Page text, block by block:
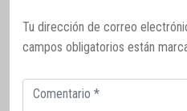
Tu dirección de correo
campos obligatorios están
Comentario